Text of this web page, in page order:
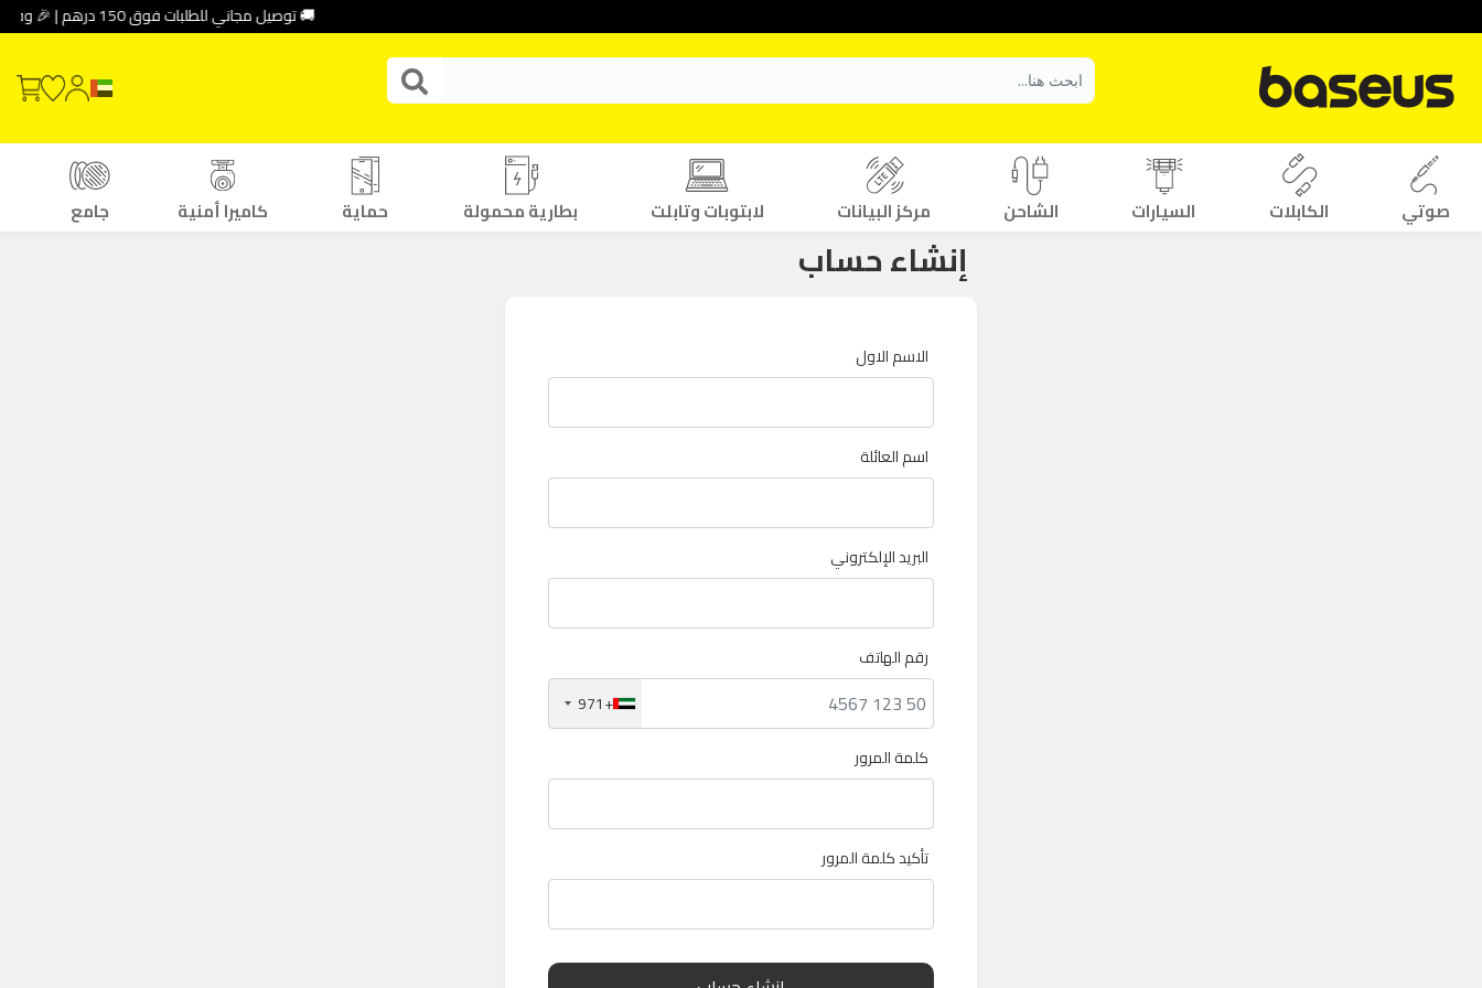
🚚 توصيل مجاني للطلبات فوق 150 درهم | 🎉 وفر حتى 30% باستخدام كود الخصم: DEAL10
صوتي الكابلات السيارات الشاحن مركز البيانات لابتوبات وتابلت بطارية محمولة حماية كاميرا أمنية جامع
إنشاء حساب
الاسم الاول
اسم العائلة
البريد الإلكتروني
رقم الهاتف
+971
كلمة المرور
تأكيد كلمة المرور